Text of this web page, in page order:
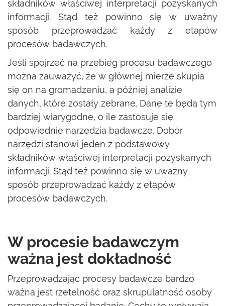
składników właściwej interpretacji pozyskanych
informacji. Stąd też powinno się w uważny
sposób przeprowadzać każdy z etapów
procesów badawczych.
Jeśli spojrzeć na przebieg procesu badawczego
można zauważyć, że w głównej mierze skupia
się on na gromadzeniu, a później analizie
danych, które zostały zebrane. Dane te będą tym
bardziej wiarygodne, o ile zastosuje się
odpowiednie narzędzia badawcze. Dobór
narzędzi stanowi jeden z podstawowy
składników właściwej interpretacji pozyskanych
informacji. Stąd też powinno się w uważny
sposób przeprowadzać każdy z etapów
procesów badawczych.
W procesie badawczym
ważna jest dokładność
Przeprowadzając procesy badawcze bardzo
ważna jest rzetelność oraz skrupulatność osoby